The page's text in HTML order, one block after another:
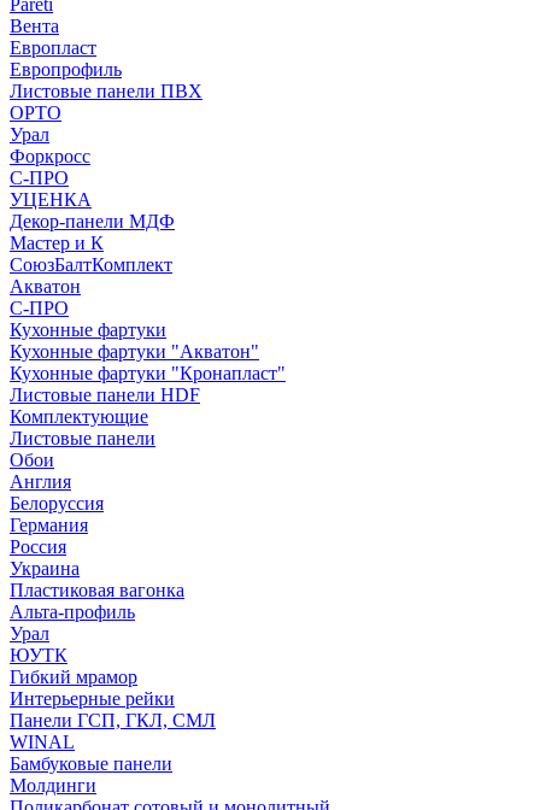
Pareti
Вента
Европласт
Европрофиль
Листовые панели ПВХ
ОРТО
Урал
Форкросс
С-ПРО
УЦЕНКА
Декор-панели МДФ
Мастер и К
СоюзБалтКомплект
Акватон
С-ПРО
Кухонные фартуки
Кухонные фартуки "Акватон"
Кухонные фартуки "Кронапласт"
Листовые панели HDF
Комплектующие
Листовые панели
Обои
Англия
Белоруссия
Германия
Россия
Украина
Пластиковая вагонка
Альта-профиль
Урал
ЮУТК
Гибкий мрамор
Интерьерные рейки
Панели ГСП, ГКЛ, СМЛ
WINAL
Бамбуковые панели
Молдинги